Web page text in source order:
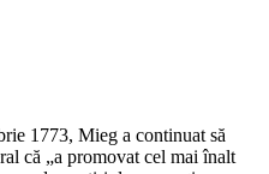
1773, Mieg a continuat să
că „a promovat cel mai înalt